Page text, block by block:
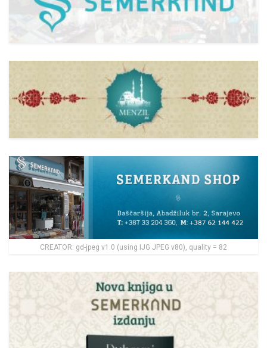
CREATOR: gd-jpeg v1.0 (using IJG JPEG v80), quality = 82